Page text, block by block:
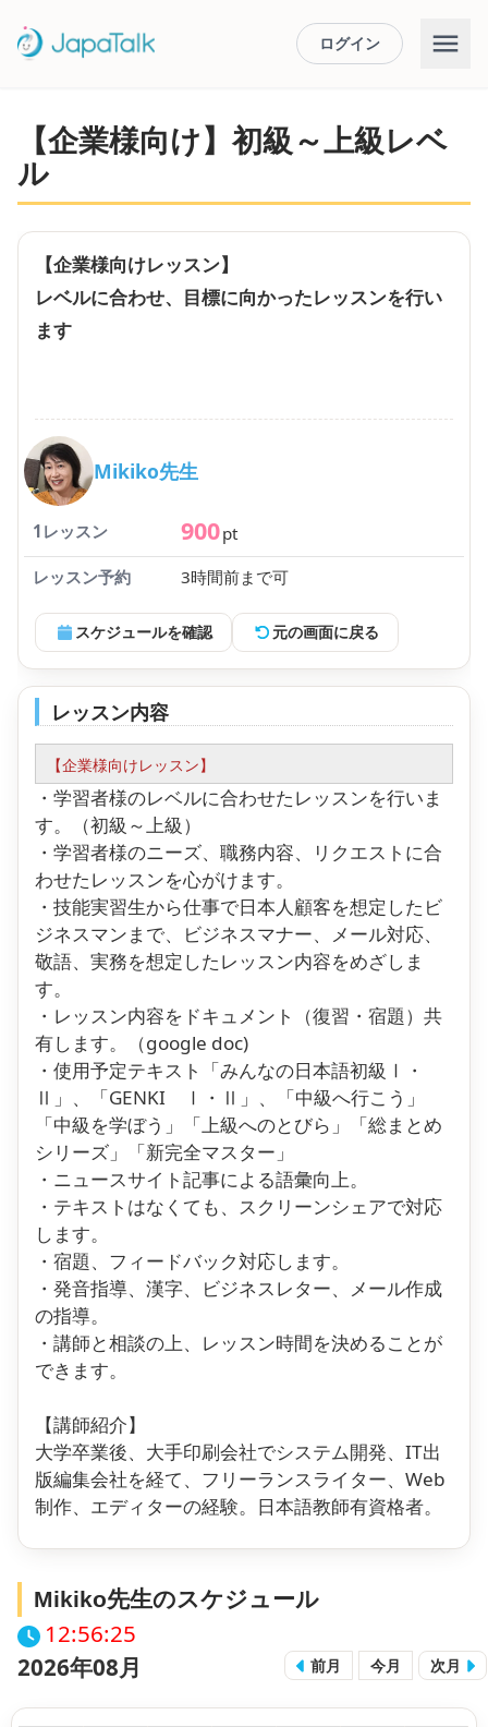
ログイン
【企業様向け】初級～上級レベ
ル
【企業様向けレッスン】
レベルに合わせ、目標に向かったレッスンを行い
ます
Mikiko先生
1レッスン 900pt
レッスン予約
3時間前まで可
スケジュールを確認 元の画面に戻る
レッスン内容
【企業様向けレッスン】
・学習者様のレベルに合わせたレッスンを行いま
す。（初級～上級）
・学習者様のニーズ、職務内容、リクエストに合
わせたレッスンを心がけます。
・技能実習生から仕事で日本人顧客を想定したビ
ジネスマンまで、ビジネスマナー、メール対応、
敬語、実務を想定したレッスン内容をめざしま
す。
・レッスン内容をドキュメント（復習・宿題）共
有します。（google doc)
・使用予定テキスト「みんなの日本語初級Ⅰ・
Ⅱ」、「GENKI Ⅰ・Ⅱ」、「中級へ行こう」
「中級を学ぼう」「上級へのとびら」「総まとめ
シリーズ」「新完全マスター」
・ニュースサイト記事による語彙向上。
・テキストはなくても、スクリーンシェアで対応
します。
・宿題、フィードバック対応します。
・発音指導、漢字、ビジネスレター、メール作成
の指導。
・講師と相談の上、レッスン時間を決めることが
できます。
【講師紹介】
大学卒業後、大手印刷会社でシステム開発、IT出
版編集会社を経て、フリーランスライター、Web
制作、エディターの経験。日本語教師有資格者。
Mikiko先生のスケジュール
12:56:25
2026年08月
前月 今月 次月